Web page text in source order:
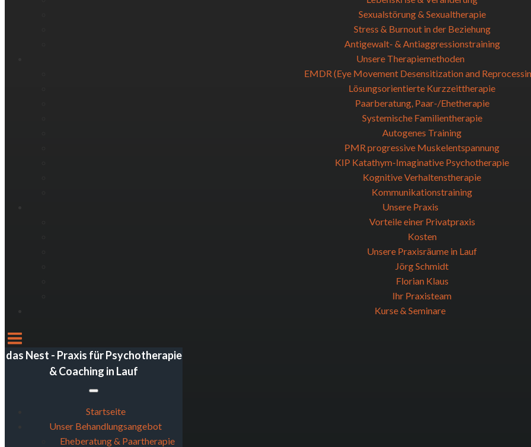
Sexualstörung & Sexualtherapie
Stress & Burnout in der Beziehung
Antigewalt- & Antiaggressionstraining
Unsere Therapiemethoden
EMDR (Eye Movement Desensitization and
Lösungsorientierte Kurzzeittherapie
Paarberatung, Paar-/Ehetherapie
Systemische Familientherapie
Autogenes Training
PMR progressive Muskelentspannung
KIP Katathym-Imaginative Psychotherapie
Kognitive Verhaltenstherapie
Kommunikationstraining
Unsere Praxis
Vorteile einer Privatpraxis
Kosten
Unsere Praxisräume in Lauf
Jörg Schmidt
Florian Klaus
Ihr Praxisteam
Kurse & Seminare
das Nest - Praxis für Psychotherapie
& Coaching in Lauf
Startseite
Unser Behandlungsangebot
Eheberatung & Paartherapie